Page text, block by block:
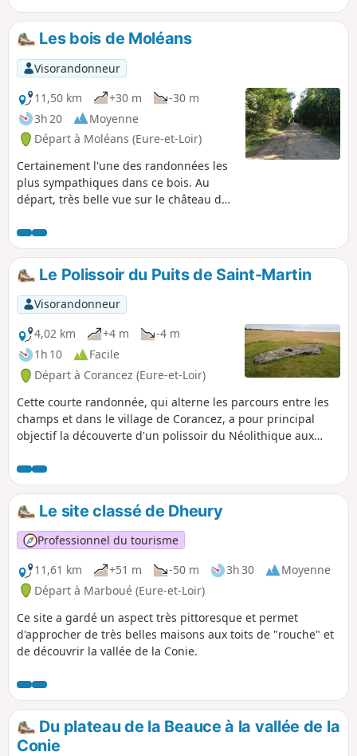
Les bois de Moléans
Visorandonneur
11,50 km
+30 m
-30 m
3h 20
Moyenne
Départ à Moléans (Eure-et-Loir)
Certainement l'une des randonnées les
plus sympathiques dans ce bois. Au
départ, très belle vue sur le château de
Ensuite la traversée par les gués et la
promenade en bord du Loir est fort
agréable. Le retour par la forêt permet
de terminer dans le calme.
Le Polissoir du Puits de Saint-Martin
Visorandonneur
4,02 km
+4 m
-4 m
1h 10
Facile
Départ à Corancez (Eure-et-Loir)
Cette courte randonnée, qui alterne les parcours entre les
champs et dans le village de Corancez, a pour principal
objectif la découverte d'un polissoir du Néolithique aux
Le site classé de Dheury
Professionnel du tourisme
11,61 km
+51 m -50 m 3h 30
Moyenne
Départ à Marboué (Eure-et-Loir)
Ce site a gardé un aspect très pittoresque et permet
d'approcher de très belles maisons aux toits de "rouche" et
de découvrir la vallée de la Conie.
Du plateau de la Beauce à la vallée de la
Conie